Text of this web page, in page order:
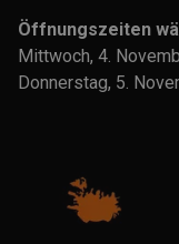
Öffnungszeiten
Mittwoch, 4.
Donnerstag, 5.